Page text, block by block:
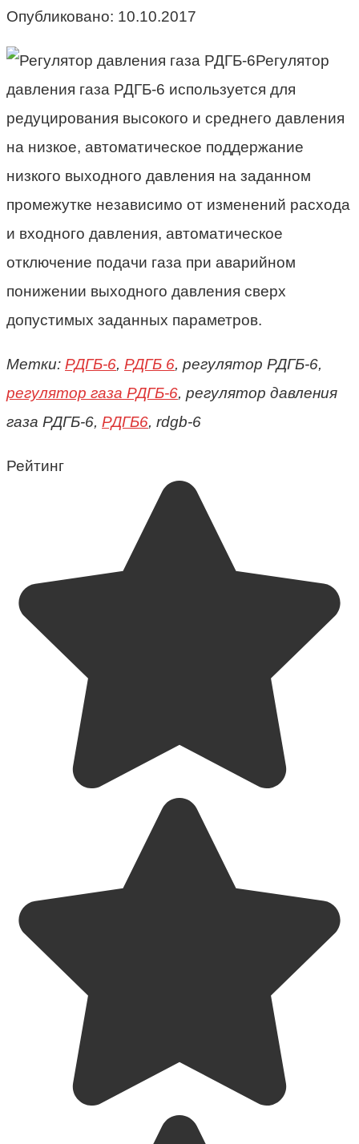
Опубликовано: 10.10.2017
Регулятор
давления газа РДГБ-6 используется для
редуцирования высокого и среднего давления
на низкое, автоматическое поддержание
низкого выходного давления на заданном
промежутке независимо от изменений расхода
и входного давления, автоматическое
отключение подачи газа при аварийном
понижении выходного давления сверх
допустимых заданных параметров.
Метки: РДГБ-6, РДГБ 6, регулятор РДГБ-6,
регулятор газа РДГБ-6, регулятор давления
газа РДГБ-6, РДГБ6, rdgb-6
Рейтинг